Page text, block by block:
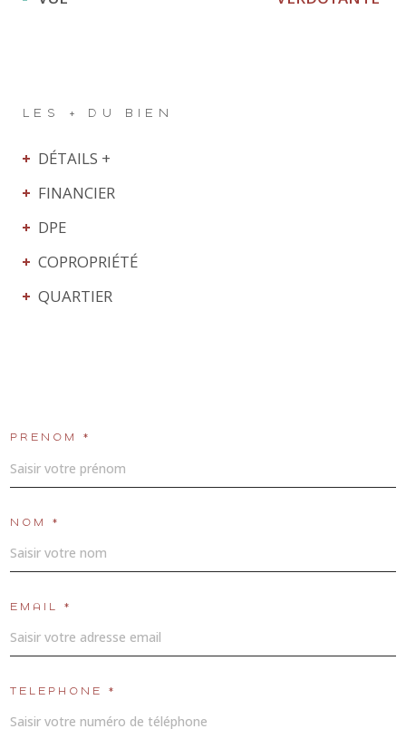
LES + DU BIEN
DÉTAILS +
FINANCIER
DPE
COPROPRIÉTÉ
QUARTIER
PRÉNOM *
NOM *
EMAIL *
TÉLÉPHONE *